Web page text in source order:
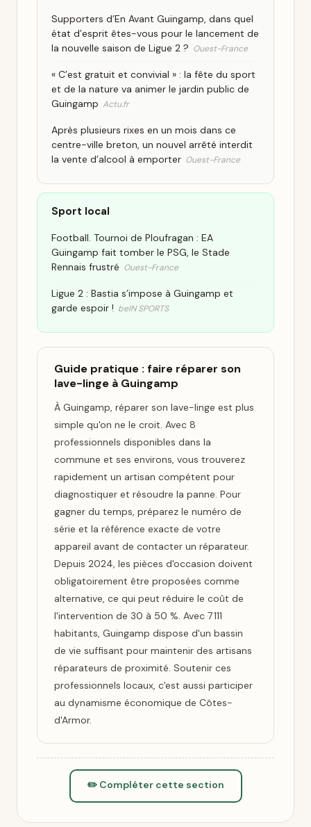
Supporters d’En Avant Guingamp, dans quel
état d’esprit êtes-vous pour le lancement de
la nouvelle saison de Ligue 2 ? Ouest-France
« C’est gratuit et convivial » : la fête du sport
et de la nature va animer le jardin public de
Guingamp Actu.fr
Après plusieurs rixes en un mois dans ce
centre-ville breton, un nouvel arrêté interdit
la vente d’alcool à emporter Ouest-France
Sport local
Football. Tournoi de Ploufragan : EA
Guingamp fait tomber le PSG, le Stade
Rennais frustré Ouest-France
Ligue 2 : Bastia s’impose à Guingamp et
garde espoir ! beIN SPORTS
Guide pratique : faire réparer son
lave-linge à Guingamp
À Guingamp, réparer son lave-linge est plus
simple qu'on ne le croit. Avec 8
professionnels disponibles dans la
commune et ses environs, vous trouverez
rapidement un artisan compétent pour
diagnostiquer et résoudre la panne. Pour
gagner du temps, préparez le numéro de
série et la référence exacte de votre
appareil avant de contacter un réparateur.
Depuis 2024, les pièces d'occasion doivent
obligatoirement être proposées comme
alternative, ce qui peut réduire le coût de
l'intervention de 30 à 50 %. Avec 7 111
habitants, Guingamp dispose d'un bassin
de vie suffisant pour maintenir des artisans
réparateurs de proximité. Soutenir ces
professionnels locaux, c'est aussi participer
au dynamisme économique de Côtes-
d'Armor.
✏️ Compléter cette section